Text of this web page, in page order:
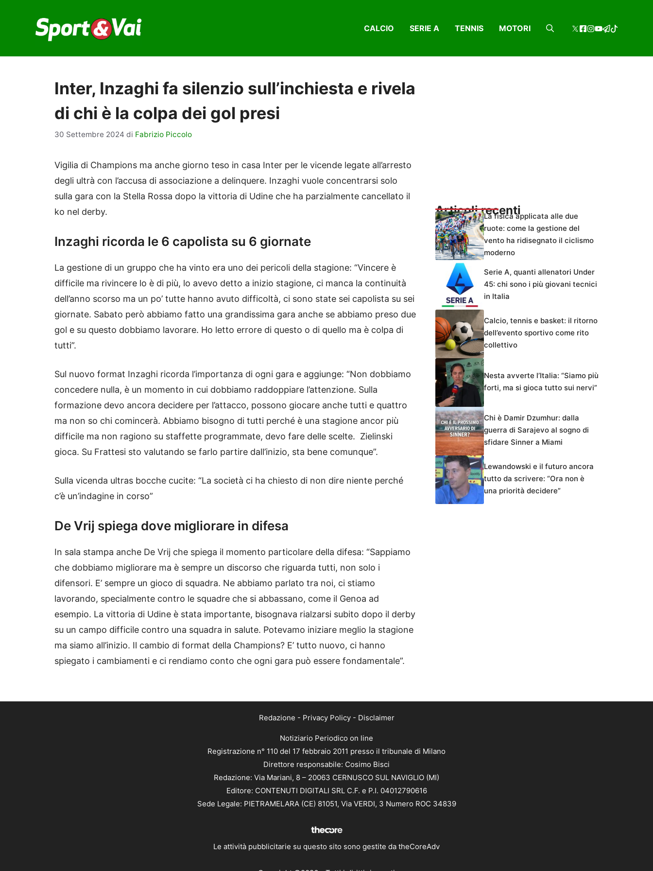
contenuto
CALCIO SERIE A TENNIS MOTORI
Inter, Inzaghi fa silenzio sull’inchiesta e rivela
di chi è la colpa dei gol presi
30 Settembre 2024 di Fabrizio Piccolo
Vigilia di Champions ma anche giorno teso in casa Inter per le vicende legate all’arresto
degli ultrà con l’accusa di associazione a delinquere. Inzaghi vuole concentrarsi solo
sulla gara con la Stella Rossa dopo la vittoria di Udine che ha parzialmente cancellato il
ko nel derby.
Inzaghi ricorda le 6 capolista su 6 giornate
La gestione di un gruppo che ha vinto era uno dei pericoli della stagione: “Vincere è
difficile ma rivincere lo è di più, lo avevo detto a inizio stagione, ci manca la continuità
dell’anno scorso ma un po’ tutte hanno avuto difficoltà, ci sono state sei capolista su sei
giornate. Sabato però abbiamo fatto una grandissima gara anche se abbiamo preso due
gol e su questo dobbiamo lavorare. Ho letto errore di questo o di quello ma è colpa di
tutti”.
Sul nuovo format Inzaghi ricorda l’importanza di ogni gara e aggiunge: “Non dobbiamo
concedere nulla, è un momento in cui dobbiamo raddoppiare l’attenzione. Sulla
formazione devo ancora decidere per l’attacco, possono giocare anche tutti e quattro
ma non so chi comincerà. Abbiamo bisogno di tutti perché è una stagione ancor più
difficile ma non ragiono su staffette programmate, devo fare delle scelte. Zielinski
gioca. Su Frattesi sto valutando se farlo partire dall’inizio, sta bene comunque”.
Sulla vicenda ultras bocche cucite: “La società ci ha chiesto di non dire niente perché
c’è un’indagine in corso”
De Vrij spiega dove migliorare in difesa
In sala stampa anche De Vrij che spiega il momento particolare della difesa: “Sappiamo
che dobbiamo migliorare ma è sempre un discorso che riguarda tutti, non solo i
difensori. E’ sempre un gioco di squadra. Ne abbiamo parlato tra noi, ci stiamo
lavorando, specialmente contro le squadre che si abbassano, come il Genoa ad
esempio. La vittoria di Udine è stata importante, bisognava rialzarsi subito dopo il derby
su un campo difficile contro una squadra in salute. Potevamo iniziare meglio la stagione
ma siamo all’inizio. Il cambio di format della Champions? E’ tutto nuovo, ci hanno
spiegato i cambiamenti e ci rendiamo conto che ogni gara può essere fondamentale”.
Articoli recentiLa fisica applicata alle due
ruote: come la gestione del
vento ha ridisegnato il ciclismo
moderno
Serie A, quanti allenatori Under
45: chi sono i più giovani tecnici
in Italia
Calcio, tennis e basket: il ritorno
dell’evento sportivo come rito
collettivo
Nesta avverte l’Italia: “Siamo più
forti, ma si gioca tutto sui nervi”
Chi è Damir Dzumhur: dalla
guerra di Sarajevo al sogno di
sfidare Sinner a Miami
Lewandowski e il futuro ancora
tutto da scrivere: “Ora non è
una priorità decidere”
Redazione - Privacy Policy- Disclaimer
Notiziario Periodico on line
Registrazione n° 110 del 17 febbraio 2011 presso il tribunale di Milano
Direttore responsabile: Cosimo Bisci
Redazione: Via Mariani, 8 – 20063 CERNUSCO SUL NAVIGLIO (MI)
Editore: CONTENUTI DIGITALI SRL C.F. e P.I. 04012790616
Sede Legale: PIETRAMELARA (CE) 81051, Via VERDI, 3 Numero ROC 34839
Le attività pubblicitarie su questo sito sono gestite da theCoreAdv